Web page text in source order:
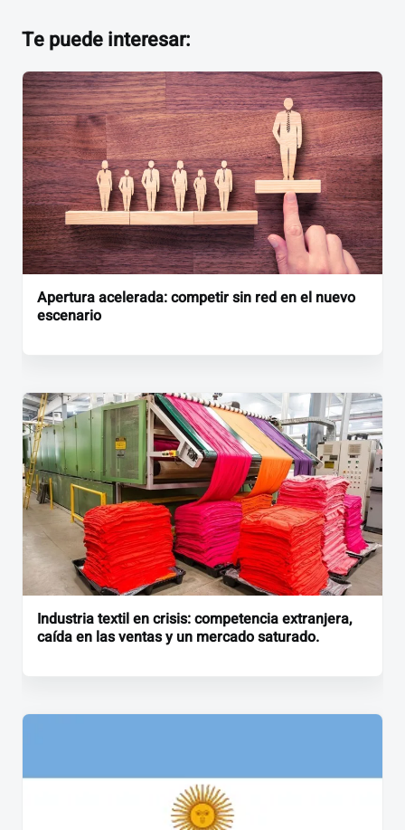
Te puede interesar:
Apertura acelerada: competir sin red en el nuevo
escenario
Industria textil en crisis: competencia extranjera,
caída en las ventas y un mercado saturado.